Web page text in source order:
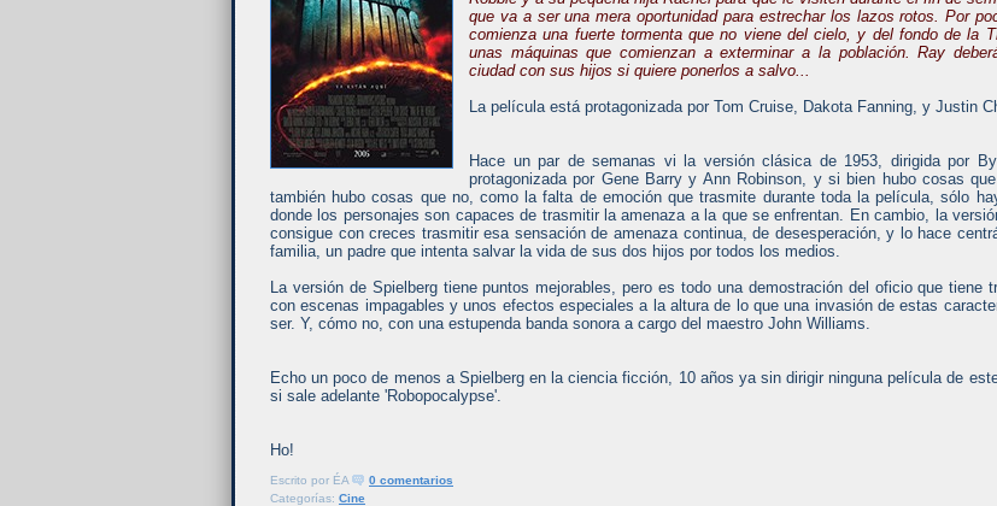
que va a ser una mera oportunidad para estrechar los lazos rotos. Por
comienza una fuerte tormenta que no viene del cielo, y del fondo de la
unas máquinas que comienzan a exterminar a la población. Ray
ciudad con sus hijos si quiere ponerlos a salvo...
La película está protagonizada por Tom Cruise, Dakota Fanning, y Justin
Hace un par de semanas vi la versión clásica de 1953, dirigida por
protagonizada por Gene Barry y Ann Robinson, y si bien hubo cosas
también hubo cosas que no, como la falta de emoción que trasmite durante toda la película, sólo
donde los personajes son capaces de trasmitir la amenaza a la que se enfrentan. En cambio, la
consigue con creces trasmitir esa sensación de amenaza continua, de desesperación, y lo hace
familia, un padre que intenta salvar la vida de sus dos hijos por todos los medios.
La versión de Spielberg tiene puntos mejorables, pero es todo una demostración del oficio que tiene
con escenas impagables y unos efectos especiales a la altura de lo que una invasión de estas
ser. Y, cómo no, con una estupenda banda sonora a cargo del maestro John Williams.
Echo un poco de menos a Spielberg en la ciencia ficción, 10 años ya sin dirigir ninguna película de
si sale adelante 'Robopocalypse'.
Ho!
Escrito por ÉA
0 comentarios
Categorías: Cine